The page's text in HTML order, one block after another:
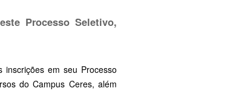
Processo Seletivo,
em seu Processo
do Campus Ceres, além